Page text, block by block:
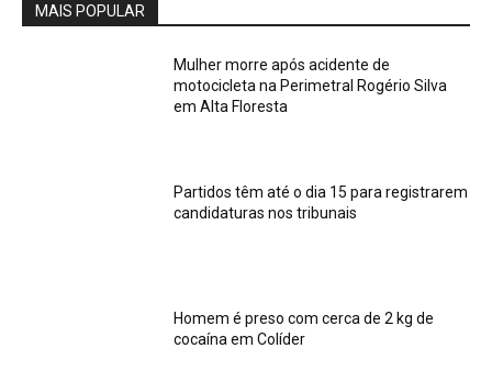
MAIS POPULAR
Mulher morre após acidente de
motocicleta na Perimetral Rogério Silva
em Alta Floresta
Partidos têm até o dia 15 para registrarem
candidaturas nos tribunais
Homem é preso com cerca de 2 kg de
cocaína em Colíder